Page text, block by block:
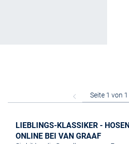
LIEBLINGS-KLASSIKER -
ONLINE BEI VAN GRAAF